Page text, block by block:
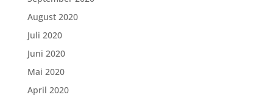
August 2020
Juli 2020
Juni 2020
Mai 2020
April 2020